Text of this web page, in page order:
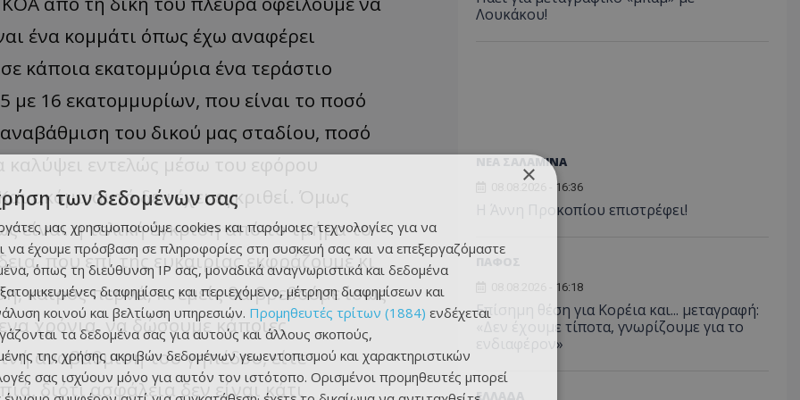
ένα κομμάτι όπως έχω αναφέρει
κάποια εκατομμύρια ένα τεράστιο
με 16 εκατομμυρίων, που είναι το ποσό
του δικού μας σταδίου, ποσό
καλύψει εντελώς μέσω του εφόρου
ακόμα αυτό δεν έχει εγκριθεί. Όμως
είναι η τελική έγκριση από το τμήμα το
που επί της ευκαιρίας εκφράζουμε κι
καιρός περνά, κι εμείς θα βρεθούμε ίσως
χρόνια, να δώσουμε κάποιες
αναβάθμιση του γηπέδου, είτε
διότι ασφάλεια δεν είναι κάτι
Λουκάκου!
ΝΕΑ ΣΑΛΑΜΙΝΑ
08.08.2026 - 16:36
Η Άννη Προκοπίου επιστρέφει!
08.08.2026 - 16:18
Επίσημη θέση για Κορέια και... μεταγραφή:
«Δεν έχουμε τίποτα, γνωρίζουμε για το
ενδιαφέρον»
ΕΛΛΑΔΑ
×
των δεδομένων σας
μας χρησιμοποιούμε cookies και παρόμοιες τεχνολογίες για να
να έχουμε πρόσβαση σε πληροφορίες στη συσκευή σας και να επεξεργαζόμαστε
όπως τη διεύθυνση IP σας, μοναδικά αναγνωριστικά και δεδομένα
διαφημίσεις και περιεχόμενο, μέτρηση διαφημίσεων και
κοινού και βελτίωση υπηρεσιών. Προμηθευτές τρίτων (1884) ενδέχεται
τα δεδομένα σας για αυτούς και άλλους σκοπούς,
της χρήσης ακριβών δεδομένων γεωεντοπισμού και χαρακτηριστικών
σας ισχύουν μόνο για αυτόν τον ιστότοπο. Ορισμένοι προμηθευτές μπορεί